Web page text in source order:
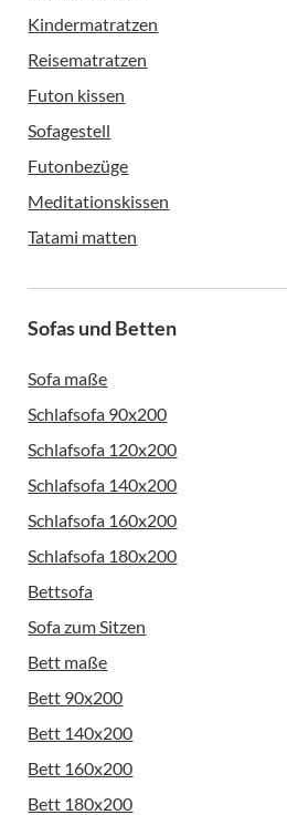
Kindermatratzen
Reisematratzen
Futon kissen
Sofagestell
Futonbezüge
Meditationskissen
Tatami matten
Sofas und Betten
Sofa maße
Schlafsofa 90x200
Schlafsofa 120x200
Schlafsofa 140x200
Schlafsofa 160x200
Schlafsofa 180x200
Bettsofa
Sofa zum Sitzen
Bett maße
Bett 90x200
Bett 140x200
Bett 160x200
Bett 180x200